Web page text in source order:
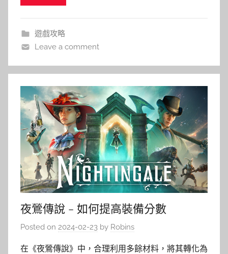
遊戲攻略
Leave a comment
夜鶯傳說 – 如何提高裝備分數
Posted on 2024-02-23 by Robins
在《夜鶯傳說》中，合理利用多餘材料，將其轉化為